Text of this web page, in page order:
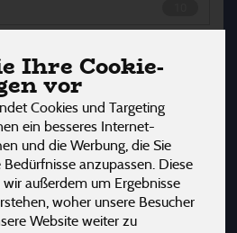
Ihre Cookie-
vor
Cookies und Targeting
ein besseres Internet-
und die Werbung, die Sie
anzupassen. Diese
außerdem um Ergebnisse
woher unsere Besucher
Website weiter zu
Allergene